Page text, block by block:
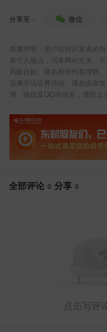
分享至： 微信
郑重声明：用户在社区发表的
表个人观点，与本网站无关，
风险自担。请勿相信代客理财
远离非法证券活动。请勿添加
博、微信及QQ等信息，谨防上
全部评论 0 分享 0
点击写评